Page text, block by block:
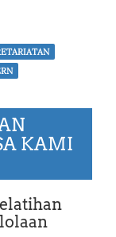
KAMI